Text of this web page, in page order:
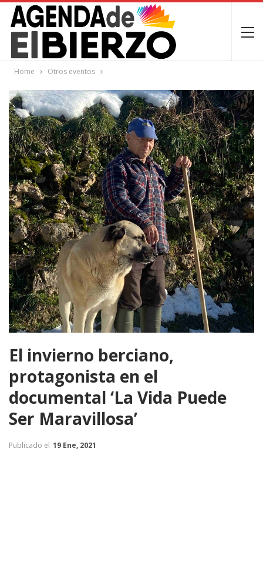
Home Otros eventos
El invierno berciano,
protagonista en el
documental ‘La Vida Puede
Ser Maravillosa’
Publicado el 19 Ene, 2021